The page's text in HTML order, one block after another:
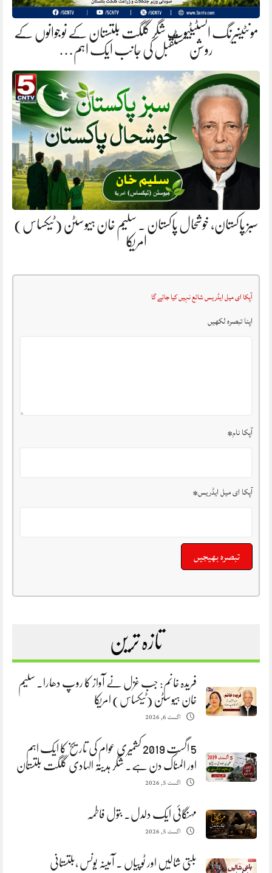
مونٹینیرنگ انسٹیٹیوٹ شگر گلگت بلتستان کے نوجوانوں کے
روشن مستقبل کی جانب ایک اہم…
سبز پاکستان، خوشحال پاکستان . سلیم خان ہیوسٹن (ٹیکساس)
امریکا
آپکا ای میل ایڈریس شائع نہیں کیا جائے گا
اپنا تبصرہ لکھیں
آپکا نام*
آپکا ای میل ایڈریس*
تازہ ترین
فریدہ خانم: جب غزل نے آواز کا روپ دھارا. سلیم
خان ہیوسٹن (ٹیکساس) امریکا
اگست 6, 2026
5 اگست 2019 کشمیری عوام کی تاریخ کا ایک اہم
اور المناک دن ہے. شگر ہدیتہ الہادی گلگت بلتستان
اگست 5, 2026
مہنگائی ایک دلدل. بتول فاطمہ
اگست 5, 2026
بلتی شالیں اور ٹوپیاں . آمینہ یونس ،بلتستانی